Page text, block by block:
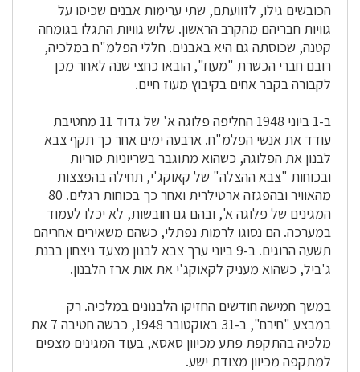
הכובשים גילו, לזוועתם, שתי ערימות אבנים שכיסו על
גוויות חבריהם מהקרב הראשון. שלוש גוויות התגלו בגומחה
קטנה, שכוסתה גם היא באבנים. חללי הפלמ"ח במלכיה,
רובם חברי הכשרת "מעוז", הובאו כחצי שנה לאחר מכן
לקבורה בקבר אחים בקיבוץ מעוז חיים.
ב-1 ביוני 1948 החליפה פלוגה א' של גדוד 11 מחטיבת
עודד את אנשי הפלמ"ח. ארבעה ימים אחר כך תקף צבא
לבנון את הפלוגה, כשהוא מתוגבר בשריוניות סוריות
ובכוחות "צבא ההצלה" של קאוקג'י, תחילה בהפצצות
מהאוויר ובהפגזה ארטילרית ואחר כך בכוחות רגלים. 80
המגינים של פלוגה א', ובהם גם חובשות, לא יכלו לעמוד
במערכה. הם נסוגו לרמות נפתלי, כשהם משאירים אחריהם
תשעה הרוגים. ב-9 ביוני ערך צבא לבנון מצעד ניצחון בבנת
ג'ביל, כשהוא מעניק לקאוקג'י את אות ארז הלבנון.
במשך חמישה חודשים החזיקו הלבנונים במלכיה. רק
במבצע "חירם", ב-31 באוקטובר 1948, כבשה חטיבה 7 את
מלכיה בהתקפת פתע מכיוון סאסא, בעוד המגינים מצפים
למתקפה מכיוון מצודת ישע.